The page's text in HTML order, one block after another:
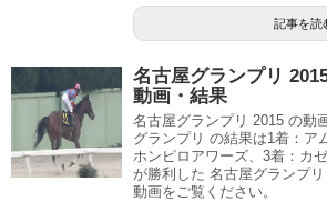
記事を読
名古屋グランプリ
動画・結果
名古屋グランプリ 2015 の動
グランプリ の結果は1着：ア
ホンピロアワーズ、3着：カ
が勝利した 名古屋グランプリ
動画をご覧ください。